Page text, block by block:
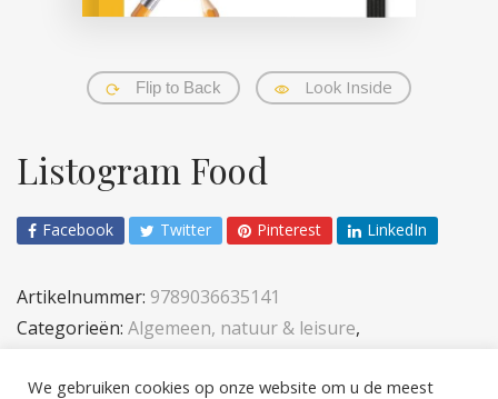
Flip to Back Look Inside
Listogram Food
Facebook Twitter Pinterest LinkedIn
Artikelnummer: 9789036635141
Categorieën: Algemeen, natuur & leisure,
We gebruiken cookies op onze website om u de meest